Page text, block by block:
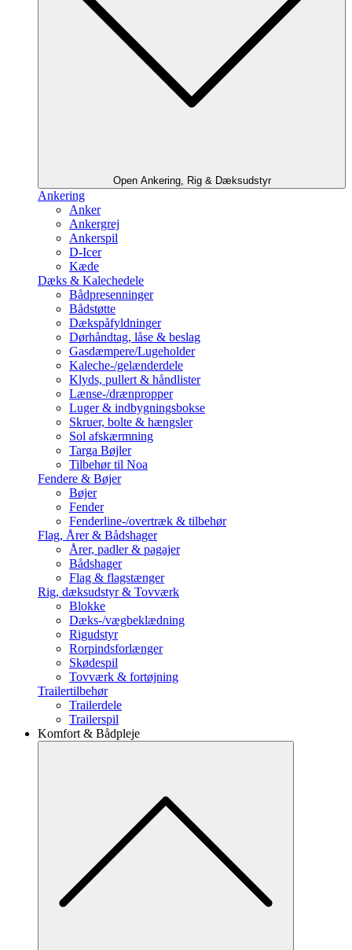
Open Ankering, Rig & Dæksudstyr
Ankering
Anker
Ankergrej
Ankerspil
D-Icer
Kæde
Dæks & Kalechedele
Bådpresenninger
Bådstøtte
Dækspåfyldninger
Dørhåndtag, låse & beslag
Gasdæmpere/Lugeholder
Kaleche-/gelænderdele
Klyds, pullert & håndlister
Lænse-/drænpropper
Luger & indbygningsbokse
Skruer, bolte & hængsler
Sol afskærmning
Targa Bøjler
Tilbehør til Noa
Fendere & Bøjer
Bøjer
Fender
Fenderline-/overtræk & tilbehør
Flag, Årer & Bådshager
Årer, padler & pagajer
Bådshager
Flag & flagstænger
Rig, dæksudstyr & Tovværk
Blokke
Dæks-/vægbeklædning
Rigudstyr
Rorpindsforlænger
Skødespil
Tovværk & fortøjning
Trailertilbehør
Trailerdele
Trailerspil
Komfort & Bådpleje